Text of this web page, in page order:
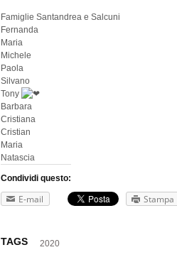
Famiglie Santandrea e Salcuni
Fernanda
Maria
Michele
Paola
Silvano
Tony
Barbara
Cristiana
Cristian
Maria
Natascia
Condividi questo:
E-mail Stampa
TAGS 2020